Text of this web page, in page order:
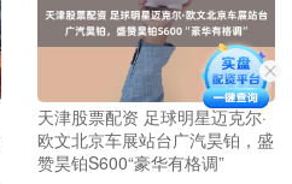
天津股票配资 足球明星迈克尔·
欧文北京车展站台广汽昊铂，盛
赞昊铂S600“豪华有格调”